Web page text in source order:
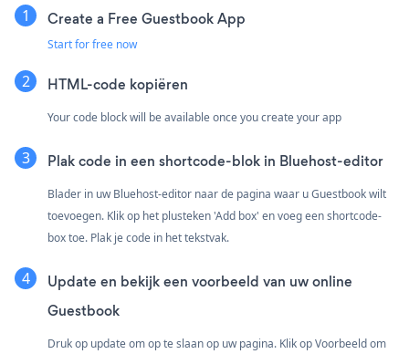
Create a Free Guestbook App
Start for free now
HTML-code kopiëren
Your code block will be available once you create your app
Plak code in een shortcode-blok in Bluehost-editor
Blader in uw Bluehost-editor naar de pagina waar u Guestbook wilt
toevoegen. Klik op het plusteken 'Add box' en voeg een shortcode-
box toe. Plak je code in het tekstvak.
Update en bekijk een voorbeeld van uw online
Guestbook
Druk op update om op te slaan op uw pagina. Klik op Voorbeeld om